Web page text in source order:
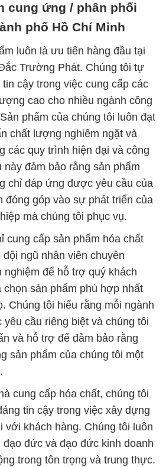
cung ứng / phân phối
phố Hồ Chí Minh
luôn là ưu tiên hàng đầu tại
Trường Phát. Chúng tôi tự
cậy trong việc cung cấp các
cao cho nhiều ngành công
phẩm của chúng tôi luôn đạt
chất lượng nghiêm ngặt và
các quy trình hiện đại và công
đảm bảo rằng sản phẩm
chỉ đáp ứng được yêu cầu của
đóng góp vào sự phát triển của
mà chúng tôi phục vụ.
cung cấp sản phẩm hóa chất
ngũ nhân viên chuyên
nghiệm để hỗ trợ quý khách
chọn sản phẩm phù hợp nhất
Chúng tôi hiểu rằng mỗi ngành
yêu cầu riêng biệt và chúng tôi
và hỗ trợ để đảm bảo rằng
sản phẩm của chúng tôi một
cung cấp hóa chất, chúng tôi
tin cậy trong việc xây dựng
với khách hàng. Chúng tôi luôn
đạo đức và đạo đức kinh doanh
trong tôn trọng và trung thực.